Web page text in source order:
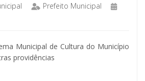
Prefeito Municipal
Municipal de Cultura do Município
providências